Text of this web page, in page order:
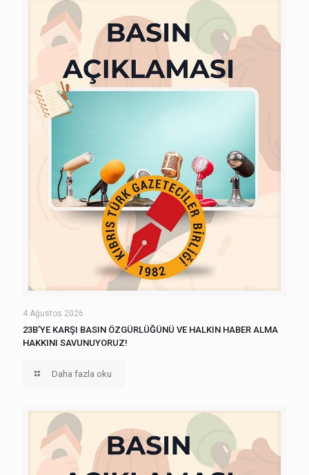
4 Ağustos 2026
23B’YE KARŞI BASIN ÖZGÜRLÜĞÜNÜ VE HALKIN HABER ALMA
HAKKINI SAVUNUYORUZ!
Daha fazla oku